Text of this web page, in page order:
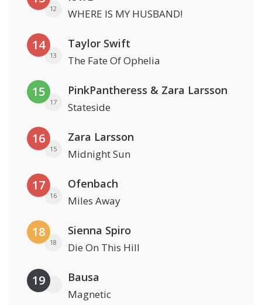
12 WHERE IS MY HUSBAND!
14
13
Taylor Swift
The Fate Of Ophelia
15
17
PinkPantheress & Zara Larsson
Stateside
16
15
Zara Larsson
Midnight Sun
17
16
Ofenbach
Miles Away
18
18
Sienna Spiro
Die On This Hill
19 Bausa
Magnetic